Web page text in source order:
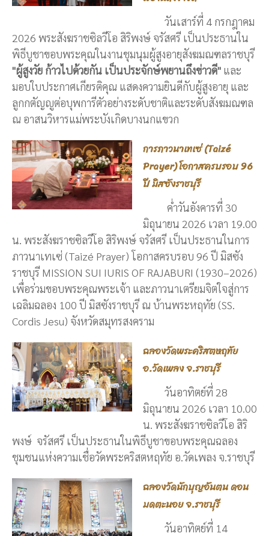
วันเสาร์ที่ 4 กรกฎาคม
2026 พระสังฆราชซิลวีโอ สิริพงษ์ จรัสศรี เป็นประธานใน
พิธีบูชาขอบพระคุณในงานชุมนุมผู้สูงอายุสังฆมณฑลราชบุรี
"ผู้สูงวัย ก้าวไปด้วยกัน เป็นประจักษ์พยานถึงข่าวดี" และ
มอบใบประกาศเกียรติคุณ แสดงความยินดีกับผู้สูงอายุ และ
ลูกกตัญญูต่อบุพการีตัวอย่างระดับชาติและระดับสังฆมณฑล
ณ อาสนวิหารแม่พระบังเกิดบางนกแขวก
การภาวนาเทเซ่ (Taizé
Prayer) โอกาสครบรอบ 96
ปี มิสซังราชบุรี
ค่ำวันอังคารที่ 30
มิถุนายน 2026 เวลา 19.00
น. พระสังฆราชซิลวีโอ สิริพงษ์ จรัสศรี เป็นประธานในการ
ภาวนาเทเซ่ (Taizé Prayer) โอกาสครบรอบ 96 ปี มิสซัง
ราชบุรี MISSION SUI IURIS OF RAJABURI (1930–2026)
เพื่อร่วมขอบพระคุณพระเจ้า และภาวนาเตรียมจิตใจสู่การ
เฉลิมฉลอง 100 ปี มิสซังราชบุรี ณ บ้านพระหฤทัย (SS.
Cordis Jesu) จังหวัดสมุทรสงคราม
ฉลองวัดพระคริสตหฤทัย
อ.วัดเพลง จ.ราชบุรี
วันอาทิตย์ที่ 28
มิถุนายน 2026 เวลา 10.00
น. พระสังฆราชซิลวีโอ สิริ
พงษ์ จรัสศรี เป็นประธานในพิธีบูชาขอบพระคุณฉลอง
ชุมชนแห่งความเชื่อวัดพระคริสตหฤทัย อ.วัดเพลง จ.ราชบุรี
ฉลองวัดนักบุญอันตน ดอน
มดตะนอย จ.ราชบุรี
วันอาทิตย์ที่ 14